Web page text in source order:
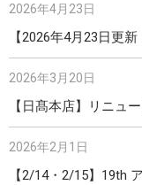
2026年4月23日
【2026年4月23日更
2026年3月20日
【日髙本店】リニュ
2026年2月1日
【2/14・2/15】19th